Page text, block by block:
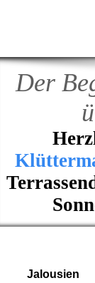
Der
Jalousien